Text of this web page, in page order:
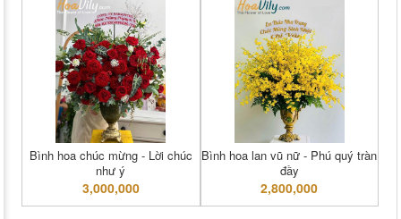
Bình hoa chúc mừng - Lời chúc
như ý
3,000,000
Bình hoa lan vũ nữ - Phú quý tràn
đầy
2,800,000